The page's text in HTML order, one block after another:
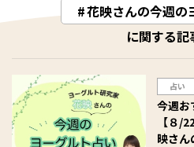
花映さんの今週の
に関する記
占い
今週お
【８/
映さん